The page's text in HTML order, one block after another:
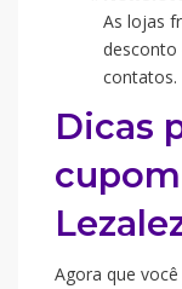
As lojas
desconto
contatos.
Dicas
Agora que